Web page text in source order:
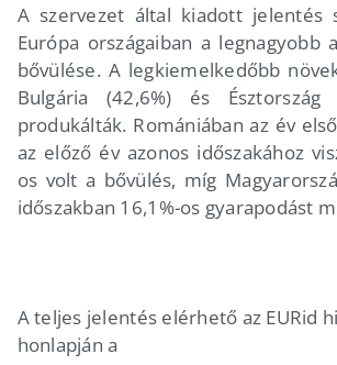
A szervezet által kiadott jelentés
Európa országaiban a legnagyobb
bővülése. A legkiemelkedőbb
Bulgária (42,6%) és Észtország
produkálták. Romániában az év
az előző év azonos időszakához
os volt a bővülés, míg
időszakban 16,1%-os gyarapodást
A teljes jelentés elérhető az EURid
honlapján a